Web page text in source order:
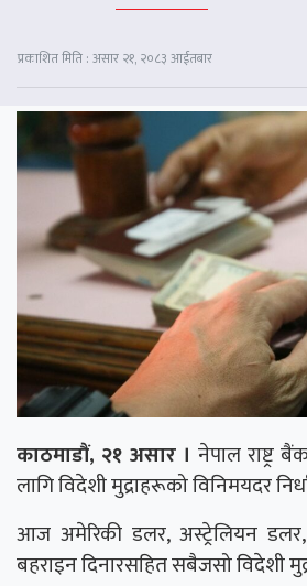
प्रकाशित मिति : असार २१, २०८३ आईतबार
काठमाडौं, २१ असार । नेपाल
लागि विदेशी मुद्राहरूको विनिमयदर
आज अमेरिकी डलर, अस्ट्रेलियन
बहराइन दिनारसहित सबैजसो विदेशी